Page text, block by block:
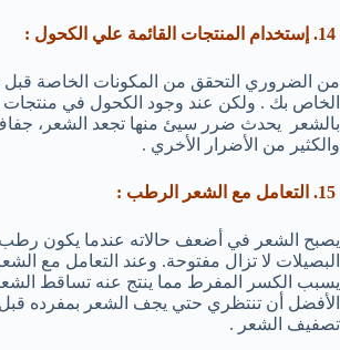
من الضروري التحقق من المكونات الخاصة قبل
الخاص بك . ولكن عند وجود الكحول في منتجات
بالشعر يحدث ضرر سيئ منها تجعد الشعر،
والكثير من الأضرار الأخري .
يصبح الشعر في أضعف حالاته عندما يكون
البصيلات لا تزال مفتوحة. وعند التعامل مع
يسبب الكسر المفرط مما ينتج عنه تساقط
الأفضل أن تنتظري حتي يجف الشعر بمفرده
تصفيف الشعر .